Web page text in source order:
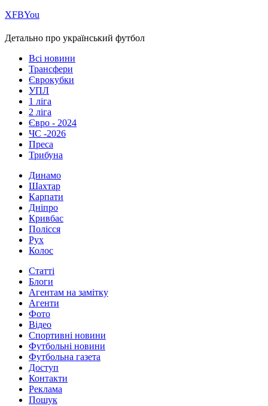
ХFBYou
Детально про український футбол
Всі новини
Трансфери
Єврокубки
УПЛ
1 ліга
2 ліга
Євро - 2024
ЧС -2026
Преса
Трибуна
Динамо
Шахтар
Карпати
Дніпро
Кривбас
Полісся
Рух
Колос
Статті
Блоги
Агентам на замітку
Агенти
Фото
Відео
Спортивні новини
Футбольні новини
Футбольна газета
Доступ
Контакти
Реклама
Пошук